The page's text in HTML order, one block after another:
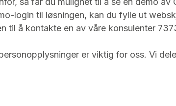
login til løsningen, kan du fylle ut
til å kontakte en av våre konsulenter
er viktig for oss. Vi